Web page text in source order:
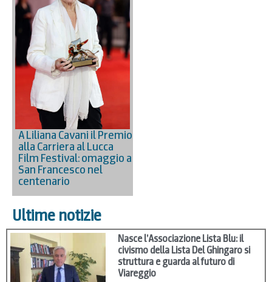
A Liliana Cavani il Premio
alla Carriera al Lucca
Film Festival: omaggio a
San Francesco nel
centenario
Ultime notizie
Nasce l’Associazione Lista Blu: il
civismo della Lista Del Ghingaro si
struttura e guarda al futuro di
Viareggio